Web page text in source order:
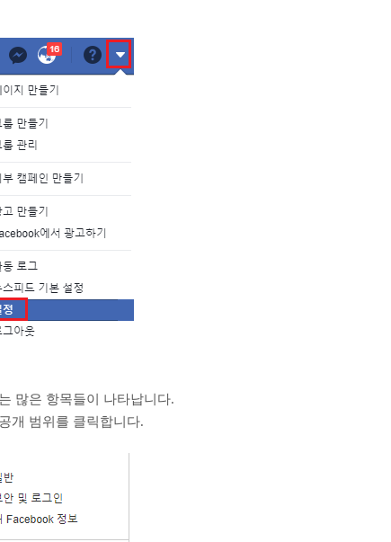
많은 항목들이 나타납니다.
개 범위를 클릭합니다.